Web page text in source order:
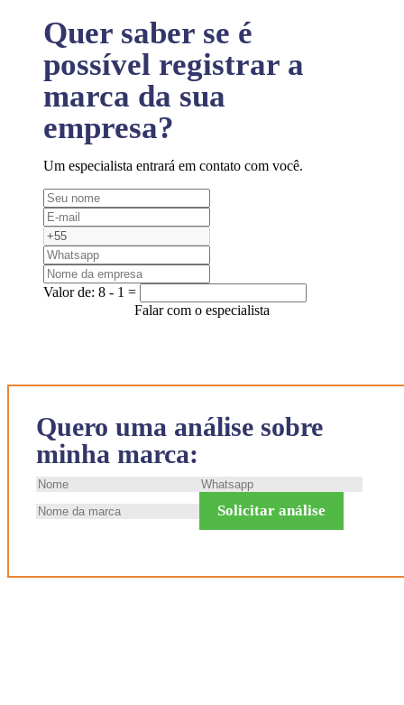
Quero uma análise sobre
minha marca:
Solicitar análise
Quer saber se é
possível registrar a
marca da sua
empresa?
Um especialista entrará em contato com você.
Valor de: 8 - 1 =
Falar com o especialista